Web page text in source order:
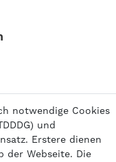
notwendige Cookies
und
Erstere dienen
der Webseite. Die